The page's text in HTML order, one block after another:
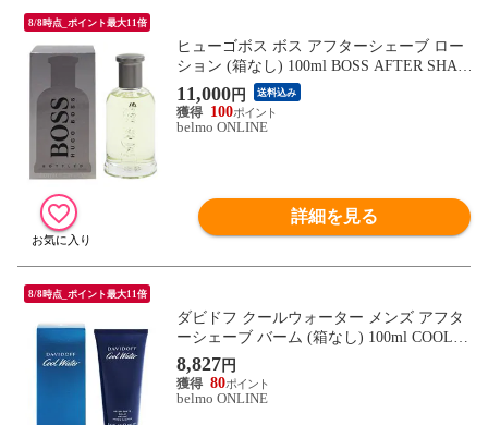
8/8時点_ポイント最大11倍
ヒューゴボス ボス アフターシェーブ ロー
ション (箱なし) 100ml BOSS AFTER SHAV
E LOTION HUGO BOSS 新品 未使用
11,000円 送料込み
100
belmo ONLINE
詳細を見る
8/8時点_ポイント最大11倍
ダビドフ クールウォーター メンズ アフタ
ーシェーブ バーム (箱なし) 100ml COOL W
ATER AFTER SHAVE BALM DAVIDOFF 新
品 未使用
8,827 円
80
belmo ONLINE